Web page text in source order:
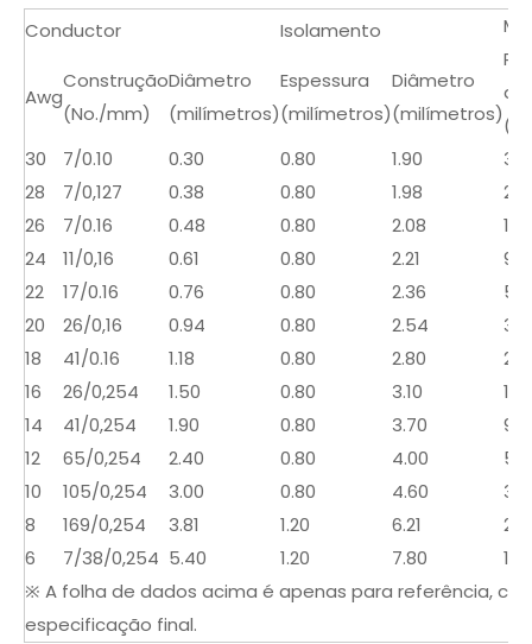
Conductor Isolamento
a
Awg
Construção
(No./mm)
Diâmetro
(milímetros)
Espessura
(milímetros)
Diâmetro
(milímetros)
30
7/0.10 0.30 0.80 1.90
28
7/0,127 0.38 0.80 1.98
26
7/0.16 0.48 0.80 2.08
24
11/0,16 0.61 0.80 2.21
22
17/0.16 0.76 0.80 2.36
20
26/0,16 0.94 0.80 2.54
18
41/0.16 1.18 0.80 2.80
16
26/0,254 1.50 0.80 3.10
14
41/0,254 1.90 0.80 3.70
12
65/0,254 2.40 0.80 4.00
10
105/0,254 3.00 0.80 4.60
8
169/0,254 3.81 1.20 6.21
6
7/38/0,254 5.40 1.20 7.80
1.41
※ A folha de dados acima é apenas para referência,
especificação final.